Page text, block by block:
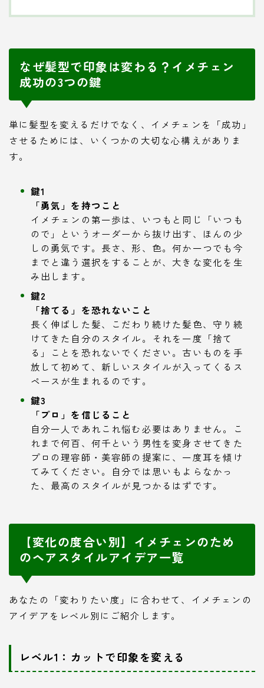
なぜ髪型で印象は変わる？イメチェン
成功の3つの鍵
単に髪型を変えるだけでなく、イメチェンを「成功」
させるためには、いくつかの大切な心構えがありま
す。
鍵1
「勇気」を持つこと
イメチェンの第一歩は、いつもと同じ「いつも
ので」というオーダーから抜け出す、ほんの少
しの勇気です。長さ、形、色。何か一つでも今
までと違う選択をすることが、大きな変化を生
み出します。
鍵2
「捨てる」を恐れないこと
長く伸ばした髪、こだわり続けた髪色、守り続
けてきた自分のスタイル。それを一度「捨て
る」ことを恐れないでください。古いものを手
放して初めて、新しいスタイルが入ってくるス
ペースが生まれるのです。
鍵3
「プロ」を信じること
自分一人であれこれ悩む必要はありません。こ
れまで何百、何千という男性を変身させてきた
プロの理容師・美容師の提案に、一度耳を傾け
てみてください。自分では思いもよらなかっ
た、最高のスタイルが見つかるはずです。
【変化の度合い別】イメチェンのため
のヘアスタイルアイデア一覧
あなたの「変わりたい度」に合わせて、イメチェンの
アイデアをレベル別にご紹介します。
レベル1：カットで印象を変える